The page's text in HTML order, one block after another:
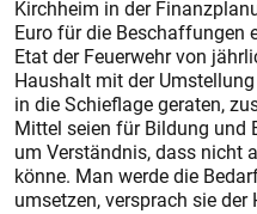
Kirchheim in der
Euro für die Beschaffungen
Etat der Feuerwehr von
Haushalt mit der
in die Schieflage geraten,
Mittel seien für Bildung und
um Verständnis, dass nicht
könne. Man werde die
umsetzen, versprach sie